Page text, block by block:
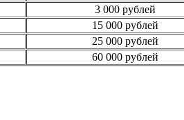
3 000 рублей
15 000 рублей
25 000 рублей
60 000 рублей